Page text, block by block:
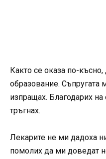
Както се оказа по-
образование. Съпругата
изпращах. Благодарих на
тръгнах.
Лекарите не ми дадоха
помолих да ми доведат